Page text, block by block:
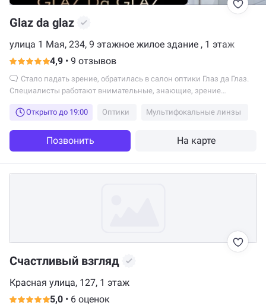
Glaz da glaz
улица 1 Мая, 234, 9 этажное жилое здание , 1 этаж
4,9 • 9 отзывов
Специалисты работают внимательные, знающие, зрение
Обслуживанием довольна, да и цены приятно порадовали. В очках
Открыто до 19:00 Оптики Мультифокальные линзы
Позвонить На карте
Счастливый взгляд
Красная улица, 127, 1 этаж
5,0 • 6 оценок